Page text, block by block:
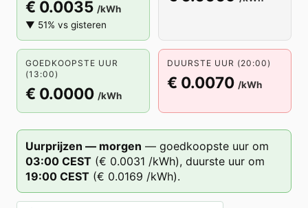
€ 0.0035 /kWh
▼ 51% vs gisteren
GOEDKOOPSTE UUR
(13:00)
€ 0.0000 /kWh
DUURSTE UUR (20:00)
€ 0.0070 /kWh
Uurprijzen — morgen — goedkoopste uur om
03:00 CEST (€ 0.0031 /kWh), duurste uur om
19:00 CEST (€ 0.0169 /kWh).